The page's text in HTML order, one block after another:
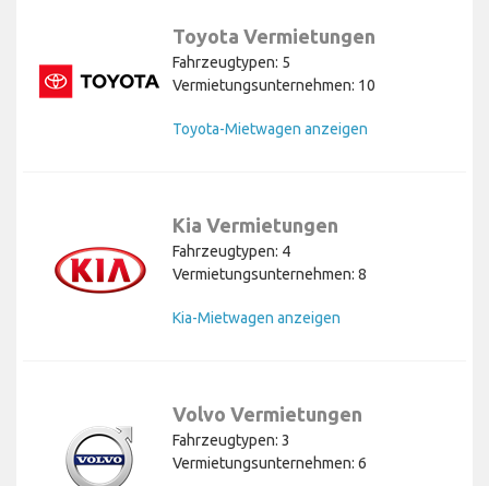
Toyota Vermietungen
Fahrzeugtypen: 5
Vermietungsunternehmen: 10
Toyota-Mietwagen anzeigen
Kia Vermietungen
Fahrzeugtypen: 4
Vermietungsunternehmen: 8
Kia-Mietwagen anzeigen
Volvo Vermietungen
Fahrzeugtypen: 3
Vermietungsunternehmen: 6